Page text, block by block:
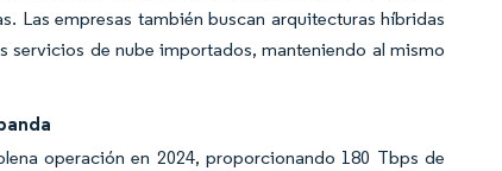
Las empresas también buscan arquitecturas híbridas
servicios de nube importados, manteniendo al mismo
operación en 2024, proporcionando 180 Tbps de